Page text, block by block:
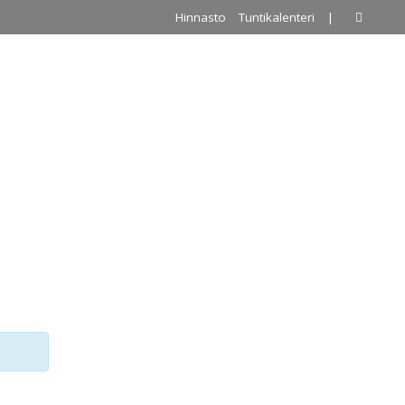
Hinnasto Tuntikalenteri |